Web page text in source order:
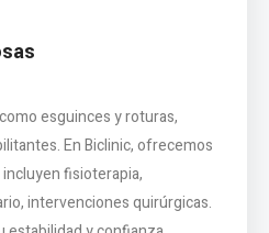
esguinces y roturas,
En Biclinic, ofrecemos
fisioterapia,
intervenciones quirúrgicas.